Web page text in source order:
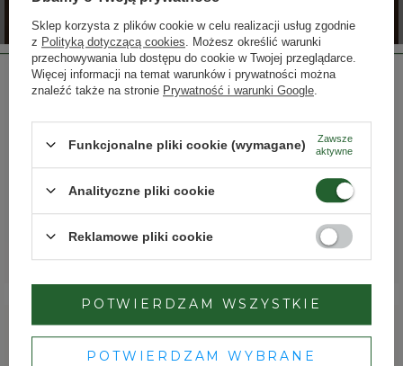
KLUB DOMU WINA
Strona przeznaczona dla osób pełnoletnich.
Czy masz ukończone 18 lat?
TAK NIE
Dbamy o Twoją prywatność
Sklep korzysta z plików cookie w celu realizacji usług zgodnie
z Polityką dotyczącą cookies . Możesz określić warunki
przechowywania lub dostępu do cookie w Twojej przeglądarce.
Więcej informacji na temat warunków i prywatności można
znaleźć także na stronie Prywatność i warunki Google
Funkcjonalne pliki cookie (wymagane)
Zawsze
aktywne
Analityczne pliki cookie
Reklamowe pliki cookie
POTWIERDZAM WYBRANE
POTWIERDZAM WSZYSTKIE